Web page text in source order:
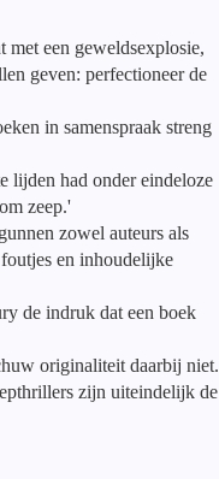
een geweldsexplosie,
geven: perfectioneer de
in samenspraak streng
lijden had onder eindeloze
zeep.'
zowel auteurs als
en inhoudelijke
de indruk dat een boek
originaliteit daarbij niet.
zijn uiteindelijk de